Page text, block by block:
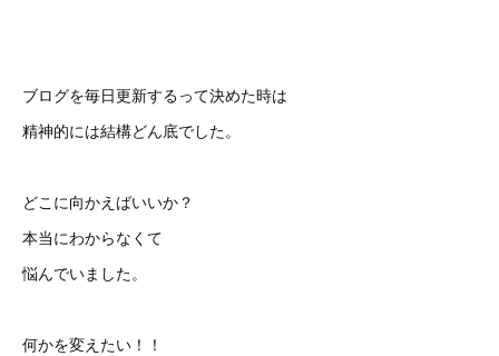
ブログを毎日更新するって決めた時は
精神的には結構どん底でした。
どこに向かえばいいか？
本当にわからなくて
悩んでいました。
何かを変えたい！！